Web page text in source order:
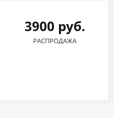
3900 руб.
РАСПРОДАЖА